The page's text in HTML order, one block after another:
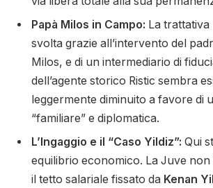
Papà Milos in Campo: La
svolta grazie all’intervento del
Milos, e di un intermediario di
dell’agente storico Ristic sembra
leggermente diminuito a favore di
“familiare” e diplomatica.
L’Ingaggio e il “Caso Yildiz”: Qui
equilibrio economico. La Juve
il tetto salariale fissato da Kenan